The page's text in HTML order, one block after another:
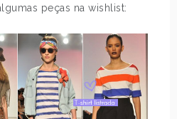
peças na wishlist: